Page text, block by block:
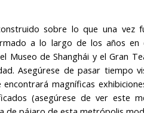
sobre lo que una vez
a lo largo de los años en
Museo de Shanghái y el Gran
Asegúrese de pasar tiempo
encontrará magníficas
(asegúrese de ver este